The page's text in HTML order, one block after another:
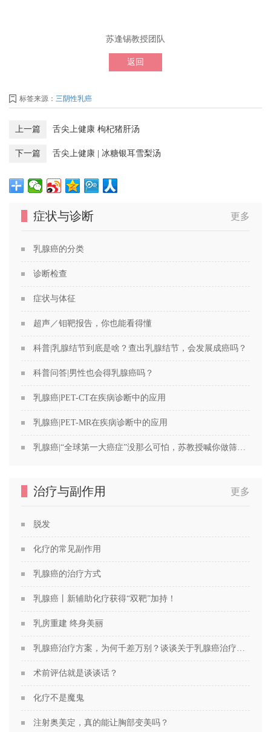
苏逢锡教授团队
返回
标签来源： 三阴性乳癌
上一篇 舌尖上健康 枸杞猪肝汤
下一篇 舌尖上健康 | 冰糖银耳雪梨汤
症状与诊断 更多
乳腺癌的分类
诊断检查
症状与体征
超声／钼靶报告，你也能看得懂
科普|乳腺结节到底是啥？查出乳腺结节，会发展成癌吗？
科普问答|男性也会得乳腺癌吗？
乳腺癌|PET-CT在疾病诊断中的应用
乳腺癌|PET-MR在疾病诊断中的应用
乳腺癌|“全球第一大癌症”没那么可怕，苏教授喊你做筛查！
治疗与副作用 更多
脱发
化疗的常见副作用
乳腺癌的治疗方式
乳腺癌丨新辅助化疗获得“双靶”加持！
乳房重建 终身美丽
乳腺癌治疗方案，为何千差万别？谈谈关于乳腺癌治疗方案的个性化定制
术前评估就是谈谈话？
化疗不是魔鬼
注射奥美定，真的能让胸部变美吗？